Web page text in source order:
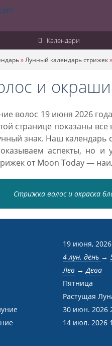
Календари
»Лунный календарь стрижек»
и
волос 19 июня 2026
странице показаны
знак. Наш
аспекты, но и
от Moon Today —
Стрижка волос и окраска
19 июня, 2026
4 лун. день →
Лев →Дева
Пятница
Растущая
30 июн. 2026
14 июл. 2026